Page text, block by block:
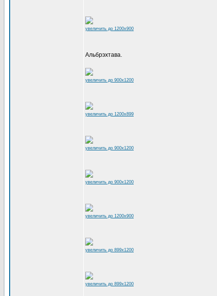
увеличить до 1200x900
Альбрэхтава.
увеличить до 900x1200
увеличить до 1200x899
увеличить до 900x1200
увеличить до 900x1200
увеличить до 1200x900
увеличить до 899x1200
увеличить до 899x1200